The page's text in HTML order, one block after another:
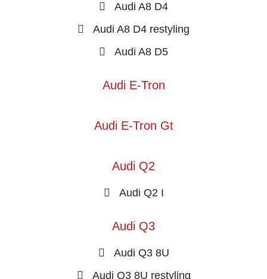
Audi A8 D4
Audi A8 D4 restyling
Audi A8 D5
Audi E-Tron
Audi E-Tron Gt
Audi Q2
Audi Q2 I
Audi Q3
Audi Q3 8U
Audi Q3 8U restyling